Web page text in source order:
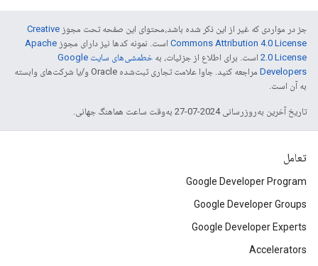
جز در مواردی که غیر از این ذکر شده باشد،‌محتوای این صفحه تحت مجوز Creative
Commons Attribution 4.0 License است. نمونه کدها نیز دارای مجوز Apache
2.0 License است. برای اطلاع از جزئیات، به
خطمشی‌های سایت Google
Developers‏
مراجعه کنید. جاوا علامت تجاری ثبت‌شده Oracle و/یا شرکت‌های وابسته
به آن است.
تاریخ آخرین به‌روزرسانی 2024-07-27 به‌وقت ساعت هماهنگ جهانی.
تعامل
Google Developer Program
Google Developer Groups
Google Developer Experts
Accelerators